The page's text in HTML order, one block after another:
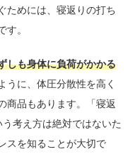
ためには、寝返りの打ち
。
しも身体に負荷がかかる
うに、体圧分散性を高く
商品もあります。「寝返
考え方は絶対ではないた
スを知ることが大切で